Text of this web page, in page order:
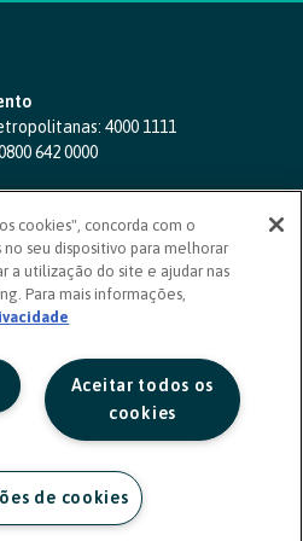
4000 1111
642 0000
4420
a sexta, das 8h às 20h)
ou de fala
cookies", concorda com o
seu dispositivo para melhorar
a utilização do site e ajudar nas
Para mais informações,
Aceitar todos os
cookies
de cookies